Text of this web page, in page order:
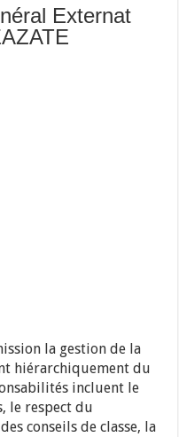
Externat
la gestion de la
hiérarchiquement du
incluent le
le respect du
conseils de classe, la